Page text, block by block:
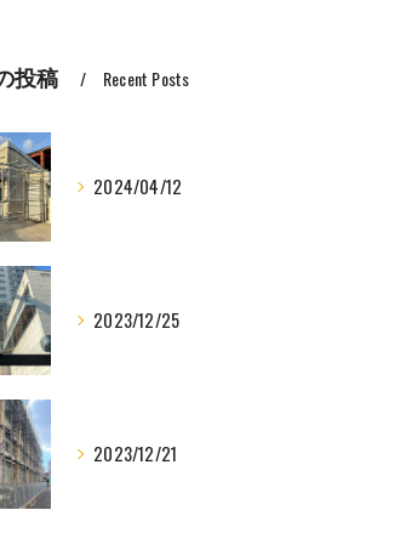
投稿 Recent Posts
2024/04/12
2023/12/25
2023/12/21